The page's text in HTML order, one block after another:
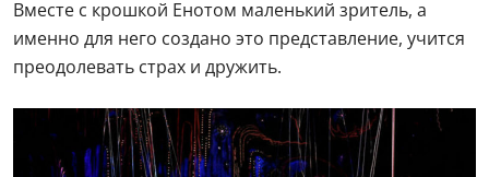
Вместе с крошкой Енотом маленький зритель, а
именно для него создано это представление, учится
преодолевать страх и дружить.